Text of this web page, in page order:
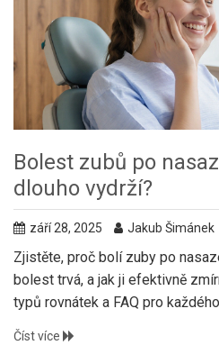
Bolest zubů po
dlouho vydrží?
září 28, 2025 Jakub Šimánek
Zjistěte, proč bolí zuby po
bolest trvá, a jak ji efektivně
typů rovnátek a FAQ pro
Číst více